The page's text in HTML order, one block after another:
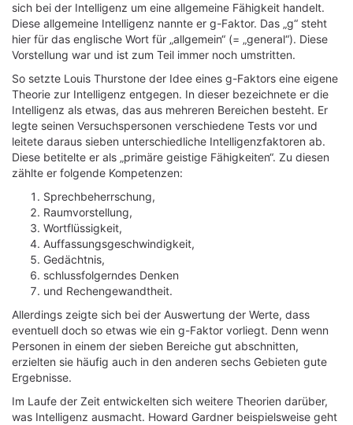
sich bei der Intelligenz um eine allgemeine Fähigkeit handelt.
Diese allgemeine Intelligenz nannte er g-Faktor. Das „g“ steht
hier für das englische Wort für „allgemein“ (= „general“). Diese
Vorstellung war und ist zum Teil immer noch umstritten.
So setzte Louis Thurstone der Idee eines g-Faktors eine eigene
Theorie zur Intelligenz entgegen. In dieser bezeichnete er die
Intelligenz als etwas, das aus mehreren Bereichen besteht. Er
legte seinen Versuchspersonen verschiedene Tests vor und
leitete daraus sieben unterschiedliche Intelligenzfaktoren ab.
Diese betitelte er als „primäre geistige Fähigkeiten“. Zu diesen
zählte er folgende Kompetenzen:
Sprechbeherrschung,
Raumvorstellung,
Wortflüssigkeit,
Auffassungsgeschwindigkeit,
Gedächtnis,
schlussfolgerndes Denken
und Rechengewandtheit.
Allerdings zeigte sich bei der Auswertung der Werte, dass
eventuell doch so etwas wie ein g-Faktor vorliegt. Denn wenn
Personen in einem der sieben Bereiche gut abschnitten,
erzielten sie häufig auch in den anderen sechs Gebieten gute
Ergebnisse.
Im Laufe der Zeit entwickelten sich weitere Theorien darüber,
was Intelligenz ausmacht. Howard Gardner beispielsweise geht